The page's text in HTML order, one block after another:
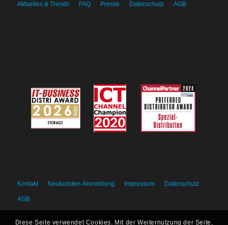
Aktuelles & Trends FAQ Presse Datenschutz AGB
Kontakt Neukunden-Anmeldung Impressum Datenschutz
AGB
Diese Seite verwendet Cookies. Mit der Weiternutzung der Seite,